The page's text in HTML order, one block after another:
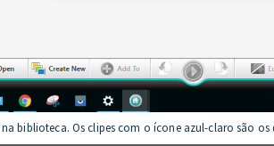
biblioteca. Os clipes com o ícone azul-claro são